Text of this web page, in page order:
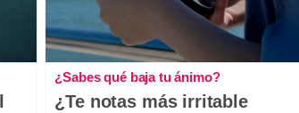
¿Sabes qué baja tu ánimo?
¿Te notas más irritable